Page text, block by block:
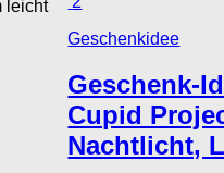
leicht
Geschenkidee
Geschenk-
Cupid
Nachtlicht,